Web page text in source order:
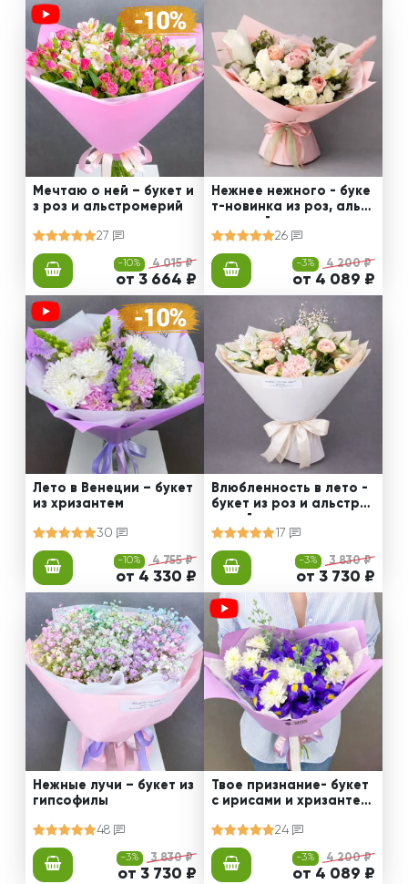
Мечтаю о ней – букет и
з роз и альстромерий
27
-10% 4 015 ₽
от 3 664 ₽
Нежнее нежного - буке
т-новинка из роз, альст
ромерий и калл
26
-3% 4 200 ₽
от 4 089 ₽
Лето в Венеции – букет
из хризантем
30
-10% 4 755 ₽
от 4 330 ₽
Влюбленность в лето -
букет из роз и альстро
мерий
17
-3% 3 830 ₽
от 3 730 ₽
Нежные лучи – букет из
гипсофилы
48
-3% 3 830 ₽
от 3 730 ₽
Твое признание- букет
с ирисами и хризантем
24
-3% 4 200 ₽
от 4 089 ₽